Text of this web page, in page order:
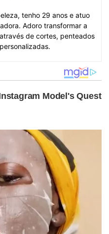
tenho 29 anos e atuo
Adoro transformar a
de cortes, penteados